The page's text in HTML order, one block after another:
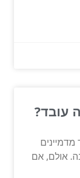
עובד?
אולם, אם